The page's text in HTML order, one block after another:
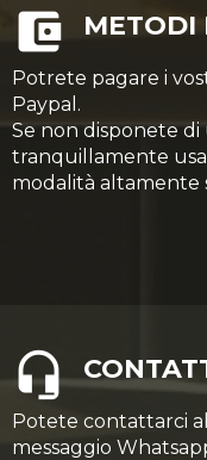
METODI
Potrete pagare i
Paypal.
Se non disponete
tranquillamente
modalità altamente
Potete contattarci
messaggio